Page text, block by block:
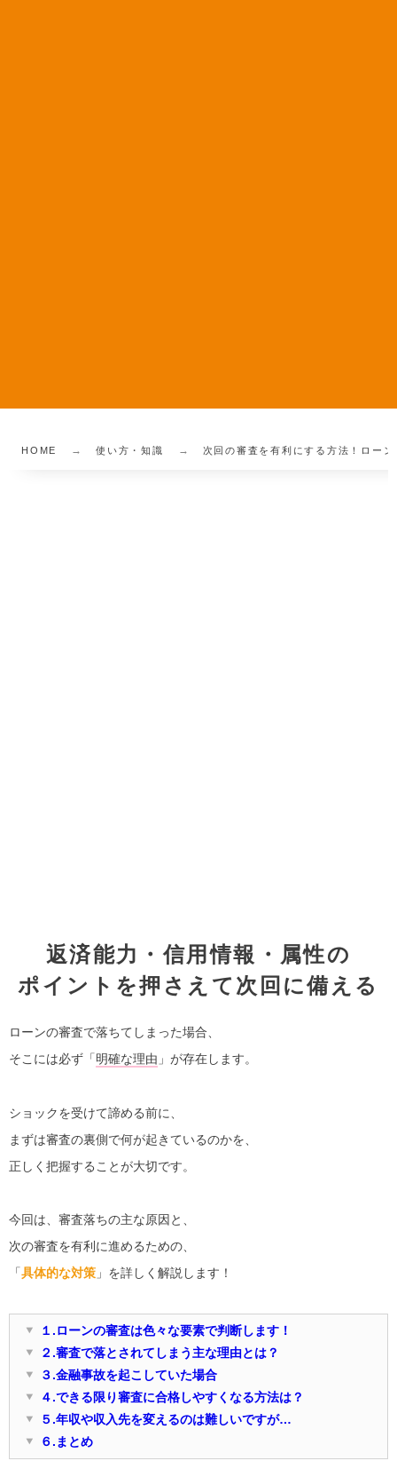
HOME 使い方・知識 次回の審査を有利にする方法！ロー
返済能力・信用情報・属性の
ポイントを押さえて次回に備える
ローンの審査で落ちてしまった場合、
そこには必ず「明確な理由 」が存在します。
ショックを受けて諦める前に、
まずは審査の裏側で何が起きているのかを、
正しく把握することが大切です。
今回は、審査落ちの主な原因と、
次の審査を有利に進めるための、
「具体的な対策 」を詳しく解説します！
１.ローンの審査は色々な要素で判断します！
２.審査で落とされてしまう主な理由とは？
３.金融事故を起こしていた場合
４.できる限り審査に合格しやすくなる方法は？
５.年収や収入先を変えるのは難しいですが…
６.まとめ